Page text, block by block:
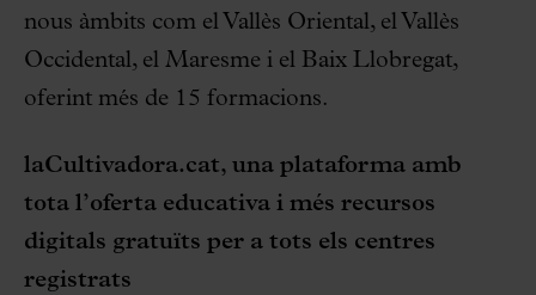
nous àmbits com el Vallès Oriental, el Vallès
Occidental, el Maresme i el Baix Llobregat,
oferint més de 15 formacions.
laCultivadora.cat, una plataforma amb
tota l’oferta educativa i més recursos
digitals gratuïts per a tots els centres
registrats